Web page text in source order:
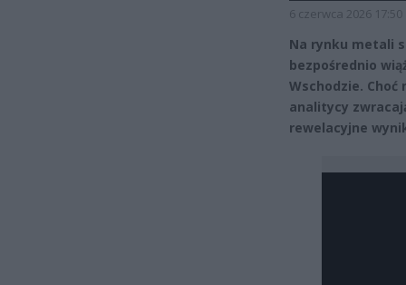
6 czerwca 2026 17:50
Na rynku metali
bezpośrednio
Wschodzie.
analitycy
rewelacyjne